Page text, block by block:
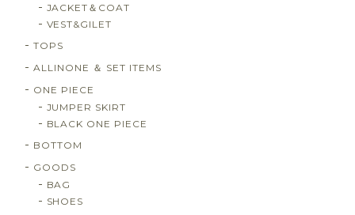
JACKET＆COAT
VEST&GILET
TOPS
ALLINONE ＆ SET ITEMS
ONE PIECE
JUMPER SKIRT
BLACK ONE PIECE
BOTTOM
GOODS
BAG
SHOES